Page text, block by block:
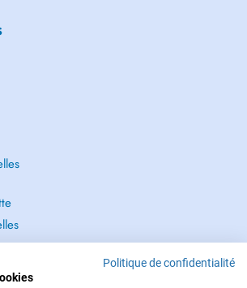
Politique de confidentialité